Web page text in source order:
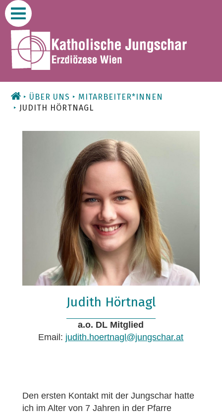
Zum
Inhalt
ÜBER UNS
MITARBEITER*INNEN
JUDITH HÖRTNAGL
Judith Hörtnagl
a.o. DL Mitglied
Email: judith.hoertnagl@jungschar.at
Den ersten Kontakt mit der Jungschar hatte
ich im Alter von 7 Jahren in der Pfarre